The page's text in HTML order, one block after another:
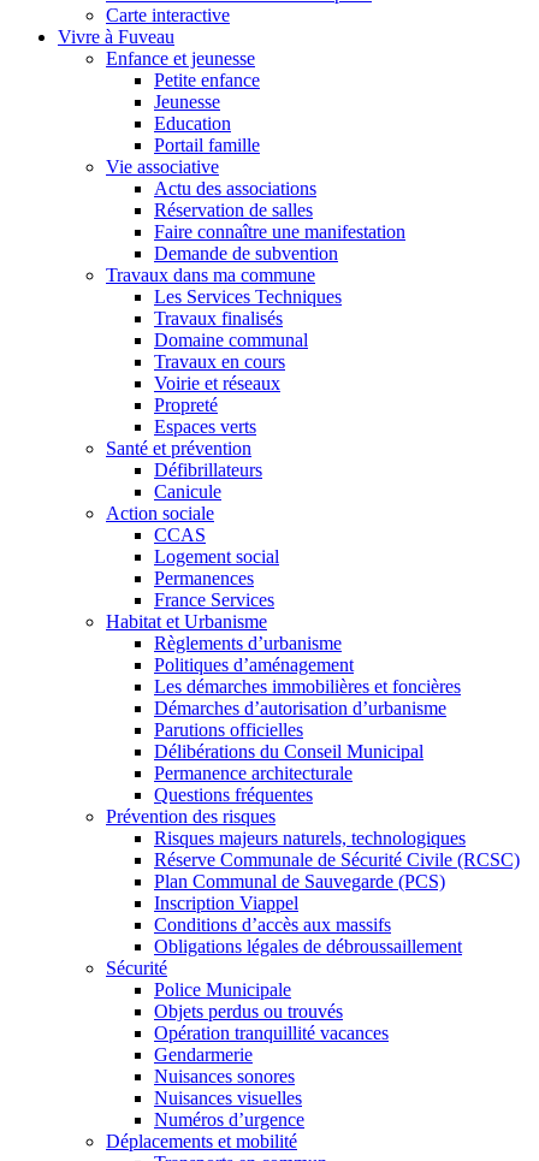
Carte interactive
Vivre à Fuveau
Enfance et jeunesse
Petite enfance
Jeunesse
Education
Portail famille
Vie associative
Actu des associations
Réservation de salles
Faire connaître une manifestation
Demande de subvention
Travaux dans ma commune
Les Services Techniques
Travaux finalisés
Domaine communal
Travaux en cours
Voirie et réseaux
Propreté
Espaces verts
Santé et prévention
Défibrillateurs
Canicule
Action sociale
CCAS
Logement social
Permanences
France Services
Habitat et Urbanisme
Règlements d’urbanisme
Politiques d’aménagement
Les démarches immobilières et foncières
Démarches d’autorisation d’urbanisme
Parutions officielles
Délibérations du Conseil Municipal
Permanence architecturale
Questions fréquentes
Prévention des risques
Risques majeurs naturels, technologiques
Réserve Communale de Sécurité Civile (RCSC)
Plan Communal de Sauvegarde (PCS)
Inscription Viappel
Conditions d’accès aux massifs
Obligations légales de débroussaillement
Sécurité
Police Municipale
Objets perdus ou trouvés
Opération tranquillité vacances
Gendarmerie
Nuisances sonores
Nuisances visuelles
Numéros d’urgence
Déplacements et mobilité